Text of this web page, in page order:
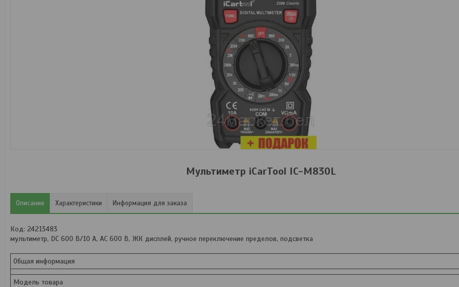
Мультиметр iCarTool IC-M830L
Описание Характеристики Информация для заказа
Код: 24213483
мультиметр, DC 600 В/10 А, AC 600 В, ЖК дисплей, ручное переключение пределов, подсветка
Общая информация
Модель товара